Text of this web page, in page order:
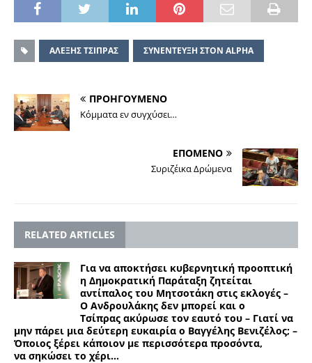
ΑΛΕΞΗΣ ΤΣΙΠΡΑΣ ΣΥΝΕΝΤΕΥΞΗ ΣΤΟΝ ΑLPHA
ΠΡΟΗΓΟΥΜΕΝΟ
Κόμματα εν συγχύσει…
ΕΠΟΜΕΝΟ
Συριζέικα Δρώμενα
RELATED ARTICLES
Για να αποκτήσει κυβερνητική προοπτική
η Δημοκρατική Παράταξη ζητείται
αντίπαλος του Μητσοτάκη στις εκλογές –
Ο Ανδρουλάκης δεν μπορεί και ο
Τσίπρας ακύρωσε τον εαυτό του – Γιατί να
μην πάρει μια δεύτερη ευκαιρία ο Βαγγέλης Βενιζέλος; –
Όποιος ξέρει κάποιον με περισσότερα προσόντα,
να σηκώσει το χέρι…